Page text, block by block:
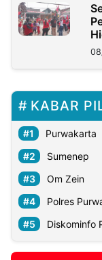
KABAR
Purwakarta
Sumenep
Om Zein
Polres
Diskominfo